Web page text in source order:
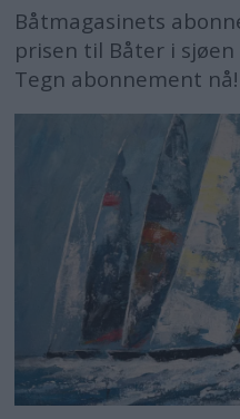
Båtmagasinets
prisen til Båter i
Tegn abonnement nå!